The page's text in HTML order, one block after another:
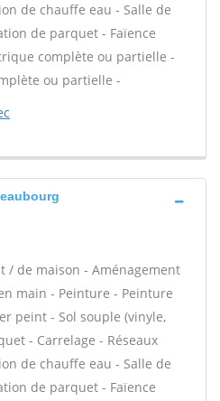
de chauffe eau - Salle de
de parquet - Faïence
complète ou partielle -
ou partielle -
/ de maison - Aménagement
main - Peinture - Peinture
peint - Sol souple (vinyle,
- Carrelage - Réseaux
de chauffe eau - Salle de
de parquet - Faïence